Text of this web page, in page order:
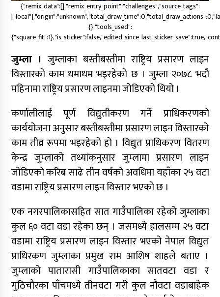
कर्णाली प्रदेश निर्माण व्यवसायी महासङ्घको अध्यक्षमा
मानव बम निर्विरोध
अध्यक्ष पदका उम्मेदवार न्यौपानेले उम्मेदवारी फिर्ता लिँदै
बमलाई समर्थन गर्ने घोषणा
कर्णाली प्रदेश निर्माण व्यवसायी महासंघको नेतृत्वमा
न्यौपाने–बम भिड्ने संकेत, सहमतिको प्रयास
निर्माण व्यवसायी महासंघको प्रदेश अधिवेशन,
सार्वजनिक खरिद सुधारदेखि नयाँ नेतृत्वसम्म छलफल
कविता – बहुरङ्गी भेटिन्छन्
कर्णाली निर्माण व्यवसायी महासंघ अध्यक्षको दौडमा
न्यौपाने अनुभव र नेतृत्वको बलियो दाबी
{"remix_data":[],"remix_entry_point":"challenges","source_tags":
{},"tools_used":
जुम्ला । जुम्लाका बस्तीबस्तीमा राष्ट्रिय प्रसारण लाइन
विस्तारको काम धमाधम भइरहेको छ । जुम्ला २०७८ भदौ
महिनामा राष्ट्रिय प्रसारण लाइनमा जोडिएको थियो ।
कर्णालीलाई पूर्ण विद्युतीकरण गर्ने प्राधिकरणको
कार्ययोजना अनुसार बस्तीबस्तीमा प्रसारण लाइन विस्तारको
काम तीव्र रूपमा भइरहेको हो । विद्युत प्राधिकरण वितरण
केन्द्र जुम्लाको तथ्यांकनुसार जुम्लामा प्रसारण लाइन
जोडिएको करिब साढे तीन वर्षको अवधिमा यहाँका २५ वटा
वडामा राष्ट्रिय प्रसारण लाइन विस्तार भएको छ ।
एक नगरपालिकासहित सात गाउँपालिका रहेको जुम्लाका
कुल ६० वटा वडा रहेका छन् । जसमध्ये हालसम्म २५ वटा
वडामा राष्ट्रिय प्रसारण लाइन विस्तार भएको नेपाल विद्युत
प्राधिरकण जुम्लाका प्रमुख राम आशिष शाहले बताए ।
जुम्लाको पातारासी गाउँपालिकाका सातवटा वडा र
गुठिचौरका पाँचमध्ये तीनवटा गरी कुल नौवटा वडाबाहेक